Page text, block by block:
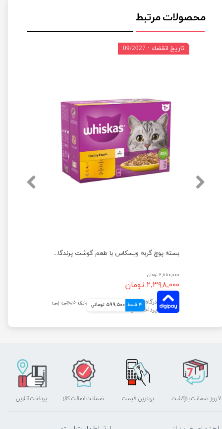
محصولات مرتبط
بسته پوچ گربه ویسکاس با طعم گوشت پرندگان مجموعه 12 عددی
۲,۸۸۰,۰۰۰ تومان
۲,۳۹۸,۰۰۰ تومان
4 قسط 599,500 تومانی
تاریخ انقضاء : 09/2027
بهترین قیمت پرداخت آنلاین ۷ روز ضمانت بازگشت ضمانت اصالت کالا